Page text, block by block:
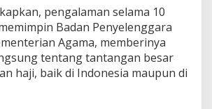
pengalaman selama 10
Badan Penyelenggara
Agama, memberinya
tentang tantangan besar
haji, baik di Indonesia maupun di